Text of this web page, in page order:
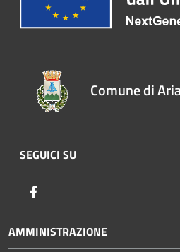
Comune di
SEGUICI SU
AMMINISTRAZIONE